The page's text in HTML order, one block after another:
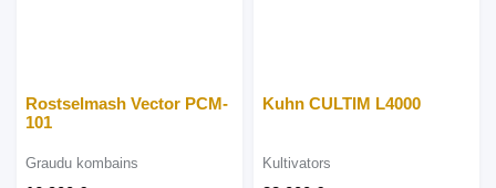
Rostselmash Vector PCM-
101
Graudu kombains
Kuhn CULTIM L4000
Kultivators